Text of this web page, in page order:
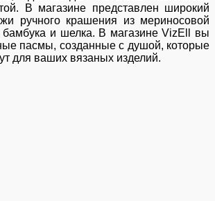
В магазине представлен широкий
ручного крашения из мериносовой
бамбука и шелка. В магазине VizEll вы
пасмы, созданные с душой, которые
для ваших вязаных изделий.